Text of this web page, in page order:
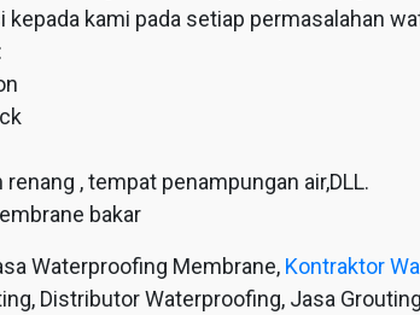
kami pada setiap permasalahan
, tempat penampungan air,DLL.
bakar
Waterproofing Membrane, Kontraktor
Distributor Waterproofing, Jasa